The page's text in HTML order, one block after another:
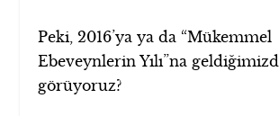
Peki, 2016’ya ya da “Mükemmel
Ebeveynlerin Yılı”na
görüyoruz?